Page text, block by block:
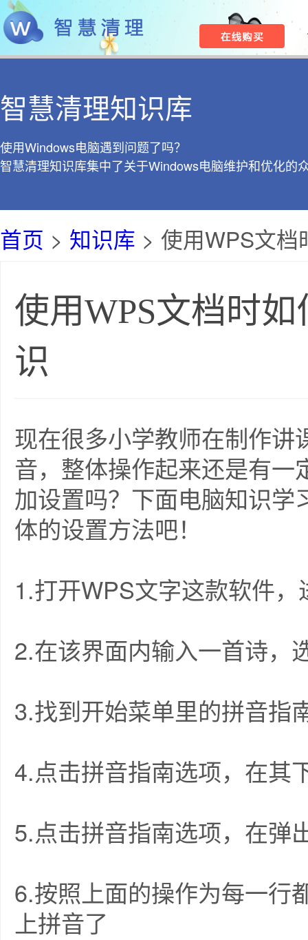
智慧清理知识库
使用Windows电脑遇到问题了吗？
智慧清理知识库集中了关于Windows电脑维护和优化的
首页 > 知识库 > 使用WPS文
使用WPS文档时
识
现在很多小学教师在制作
音，整体操作起来还是有
加设置吗？下面电脑知识
体的设置方法吧！
1.打开WPS文字这款软件
2.在该界面内输入一首诗，
3.找到开始菜单里的拼音指
4.点击拼音指南选项，在其
5.点击拼音指南选项，在弹
6.按照上面的操作为每一行
上拼音了